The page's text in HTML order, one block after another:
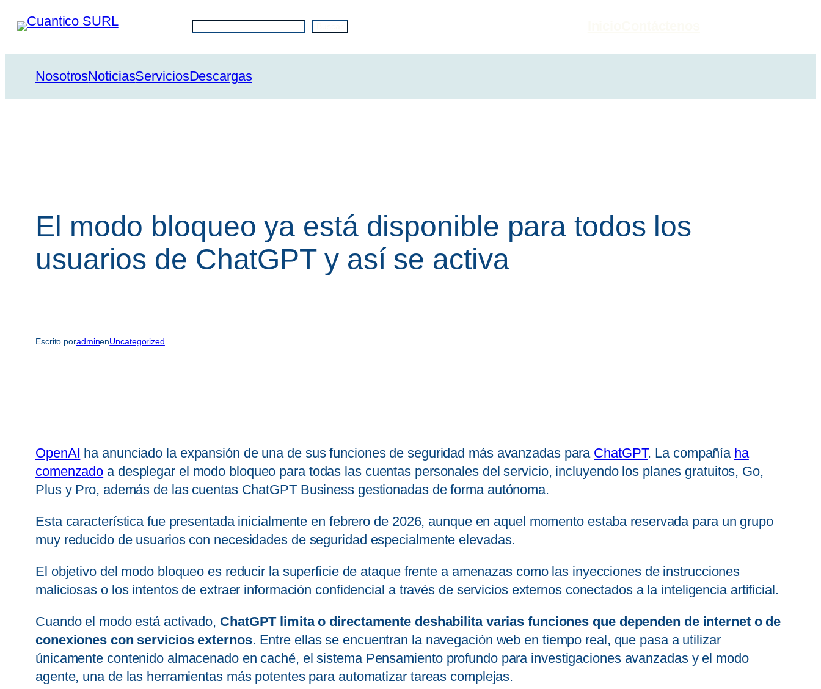
Saltar
contenido
Buscar
NosotrosNoticiasServiciosDescargas
El modo bloqueo ya está disponible para todos los
usuarios de ChatGPT y así se activa
Escrito poradminenUncategorized
OpenAI ha anunciado la expansión de una de sus funciones de seguridad más avanzadas para ChatGPT. La compañía ha
comenzado a desplegar el modo bloqueo para todas las cuentas personales del servicio, incluyendo los planes gratuitos, Go,
Plus y Pro, además de las cuentas ChatGPT Business gestionadas de forma autónoma.
Esta característica fue presentada inicialmente en febrero de 2026, aunque en aquel momento estaba reservada para un grupo
muy reducido de usuarios con necesidades de seguridad especialmente elevadas.
El objetivo del modo bloqueo es reducir la superficie de ataque frente a amenazas como las inyecciones de instrucciones
maliciosas o los intentos de extraer información confidencial a través de servicios externos conectados a la inteligencia artificial.
Cuando el modo está activado, ChatGPT limita o directamente deshabilita varias funciones que dependen de internet o de
conexiones con servicios externos. Entre ellas se encuentran la navegación web en tiempo real, que pasa a utilizar
únicamente contenido almacenado en caché, el sistema Pensamiento profundo para investigaciones avanzadas y el modo
agente, una de las herramientas más potentes para automatizar tareas complejas.